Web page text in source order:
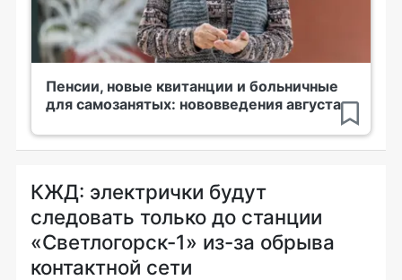
Пенсии, новые квитанции и больничные
для самозанятых: нововведения августа
КЖД: электрички будут
следовать только до станции
«Светлогорск-1» из-за обрыва
контактной сети